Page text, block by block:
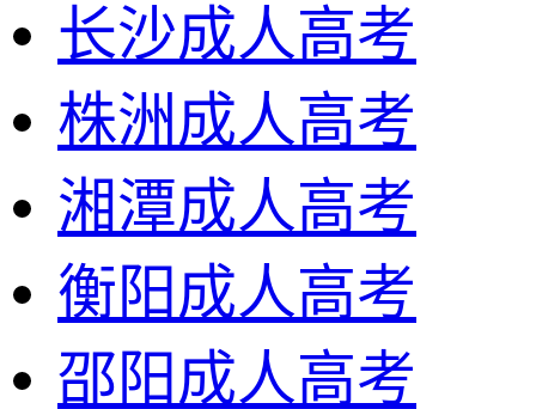
长沙成人高考
株洲成人高考
湘潭成人高考
衡阳成人高考
邵阳成人高考